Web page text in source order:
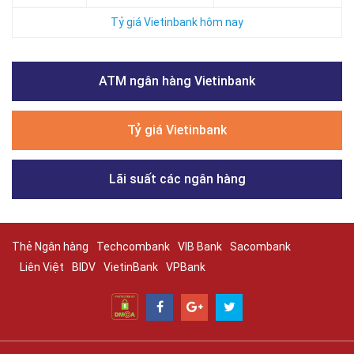
Tỷ giá Vietinbank hôm nay
ATM ngân hàng Vietinbank
Tỷ giá Vietinbank
Lãi suất các ngân hàng
Thẻ Ngân hàng Techcombank VIB Bank
Sacombank
Liên Việt
BIDV VietinBank VPBank